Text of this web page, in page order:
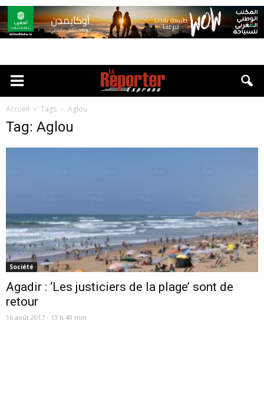
Accueil Tags Aglou
Tag: Aglou
Société
Agadir : ‘Les justiciers de la plage’ sont de
retour
16 août 2017 - 13 h 40 min